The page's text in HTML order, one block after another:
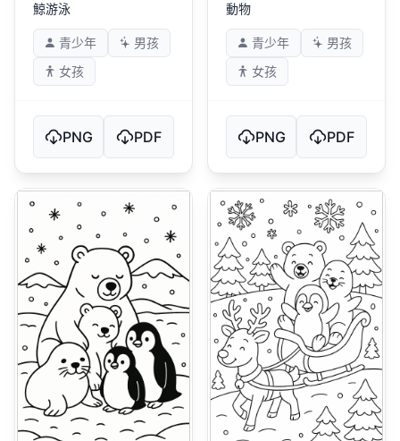
鯨游泳
青少年
男孩
女孩
PNG PDF
動物
青少年
男孩
女孩
PNG PDF